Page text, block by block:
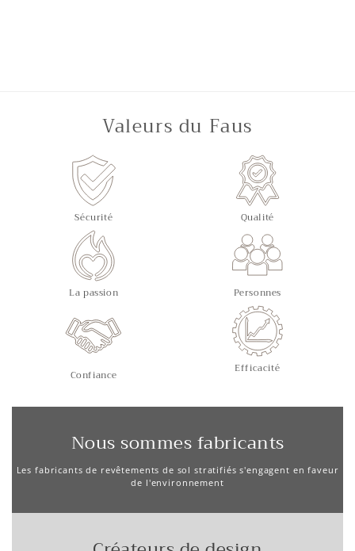
Valeurs du Faus
Sécurité Qualité
La passion Personnes
Confiance Efficacité
Nous sommes fabricants
Les fabricants de revêtements de sol stratifiés s'engagent en faveur
de l'environnement